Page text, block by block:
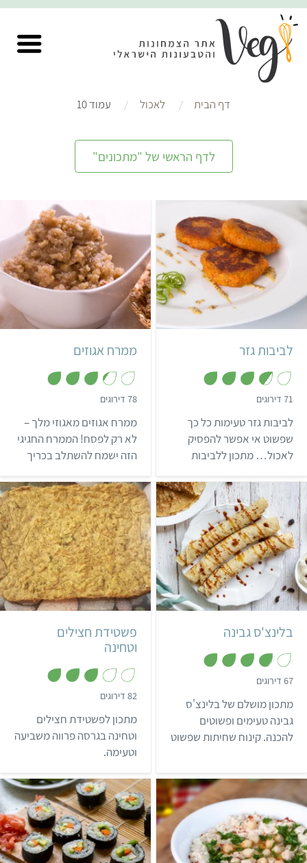
נ
ט
ב
ם
ו
צ
מ
ח
ו
ע
מ
ו
דף הבית לאכול עמוד 10
לדף הראשי של "מתכונים"
קל 30 דקות
15 קציצות
לביבות גזר
71 דירוגים
6
מ
ת
לביבות גזר טעימות כל כך
שפשוט אי אפשר להפסיק
לאכול… מתכון ללביבות
לאכילה מיד כשהן מוכנות.
אפשר לשחק עם הטעמים,
להוסיף ירקות שונים או עשבי
תיבול – רק צריך להכין ולהנות
🙂.
קל 15 דקות
4-6 מנות
ממרח אגוזים
78 דירוגים
.
3
מ
ת
ו
ממרח אגוזים מאגוזי מלך –
לא רק לפסח! הממרח החגיגי
הזה ישמח להשתלב בכריך
קל 6 בלינצ'ס גדולים
בלינצ'ס גבינה
67 דירוגים
.
8
מ
ת
ו
ך
מתכון מושלם של בלינצ'ס
גבינה טעימים ופשוטים
להכנה. קינוח שחיתות שפשוט
קל שעתיים ו-20 דקות
פשטידת חצילים
וטחינה
82 דירוגים
.
1
מ
ת
מתכון לפשטידת חצילים
וטחינה בגרסה פרווה משביעה
וטעימה.